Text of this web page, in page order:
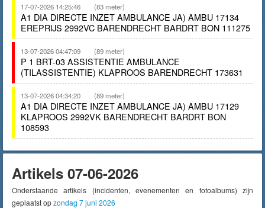
17-07-2026 14:25:46 (83 meter)
A1 DIA DIRECTE INZET AMBULANCE JA) AMBU 17134
EREPRIJS 2992VC BARENDRECHT BARDRT BON 111275
13-07-2026 04:47:09 (89 meter)
P 1 BRT-03 ASSISTENTIE AMBULANCE
(TILASSISTENTIE) KLAPROOS BARENDRECHT 173631
13-07-2026 04:34:20 (89 meter)
A1 DIA DIRECTE INZET AMBULANCE JA) AMBU 17129
KLAPROOS 2992VK BARENDRECHT BARDRT BON
108593
Artikels 07-06-2026
Onderstaande artikels (incidenten, evenementen en fotoalbums) zijn
geplaatst opzondag 7 juni 2026